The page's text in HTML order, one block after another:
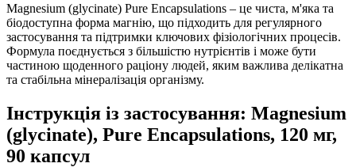
Magnesium (glycinate) Pure Encapsulations – це чиста, м'яка та
біодоступна форма магнію, що підходить для регулярного
застосування та підтримки ключових фізіологічних процесів.
Формула поєднується з більшістю нутрієнтів і може бути
частиною щоденного раціону людей, яким важлива делікатна
та стабільна мінералізація організму.
Інструкція із застосування: Magnesium
(glycinate), Pure Encapsulations, 120 мг,
90 капсул